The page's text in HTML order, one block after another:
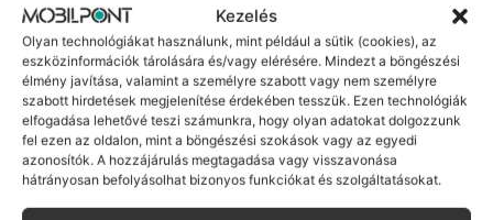
Kezelés
Olyan technológiákat használunk, mint például a sütik (cookies), az
eszközinformációk tárolására és/vagy elérésére. Mindezt a böngészési
élmény javítása, valamint a személyre szabott vagy nem személyre
szabott hirdetések megjelenítése érdekében tesszük. Ezen technológiák
elfogadása lehetővé teszi számunkra, hogy olyan adatokat dolgozzunk
fel ezen az oldalon, mint a böngészési szokások vagy az egyedi
azonosítók. A hozzájárulás megtagadása vagy visszavonása
hátrányosan befolyásolhat bizonyos funkciókat és szolgáltatásokat.
előfordulhat az "Ismeretlen alkatrész" jelzés, de ne aggódj, ez
csak a gyártó szoftveres üzenete – a telefonod ettől még
tökéletesen és hibátlanul teszi a dolgát! Ha valahol (pl. Samsung
S-széria) a gyárinál rosszabb minőségű az alkatrész, azt a
termékleírásban külön jelezzük neked.